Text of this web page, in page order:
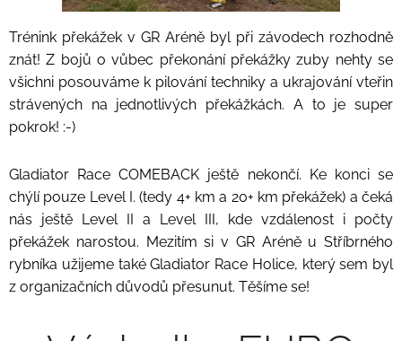
Trénink překážek v GR Aréně byl při závodech rozhodně
znát! Z bojů o vůbec překonání překážky zuby nehty se
všichni posouváme k pilování techniky a ukrajování vteřin
strávených na jednotlivých překážkách. A to je super
pokrok! :-)
Gladiator Race COMEBACK ještě nekončí. Ke konci se
chýlí pouze Level I. (tedy 4+ km a 20+ km překážek) a čeká
nás ještě Level II a Level III, kde vzdálenost i počty
překážek narostou. Mezitím si v GR Aréně u Stříbrného
rybníka užijeme také Gladiator Race Holice, který sem byl
z organizačních důvodů přesunut. Těšíme se!